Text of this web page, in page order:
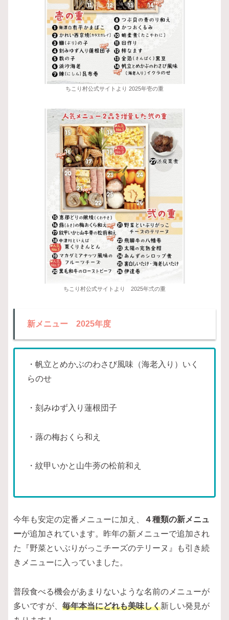
ちこり村公式サイトより 2025年壱の重
ちこり村公式サイトより 2025年弍の重
新メニュー 2025年度
・帆立とめかぶのわさび風味（海老入り）いく
らのせ
・刻みゆず入り蓮根団子
・蕗の梅おくら和え
・紋甲いかと山牛蒡の松前和え
今年も安定の定番メニューに加え、
４種類の新メニュ
ーが追加されています。昨年の新メニューで追加され
た『野菜といぶりがっこチーズのテリーヌ』も引き続
きメニューに入っていました。
普段食べる機会があまりないような名前のメニューが
多いですが、 毎年本当にどれも美味しく新しい発見が